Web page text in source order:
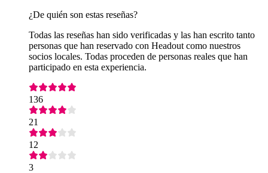
¿De quién son estas reseñas?
Todas las reseñas han sido verificadas y las han escrito tanto
personas que han reservado con Headout como nuestros
socios locales. Todas proceden de personas reales que han
participado en esta experiencia.
136
21
12
3